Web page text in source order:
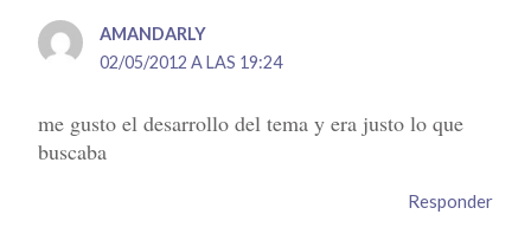
AMANDARLY
02/05/2012 A LAS 19:24
me gusto el desarrollo del tema y era justo lo que
buscaba
Responder